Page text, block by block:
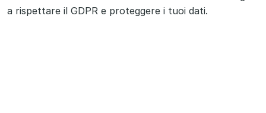
a rispettare il GDPR e proteggere i tuoi dati.